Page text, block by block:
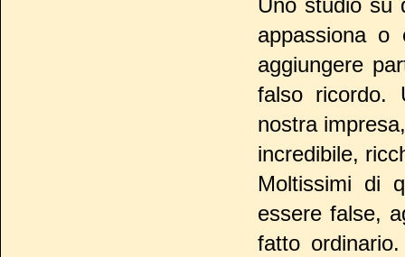
Uno studio su
appassiona
aggiungere
falso ricordo.
nostra
incredibile,
Moltissimi di
essere false,
fatto